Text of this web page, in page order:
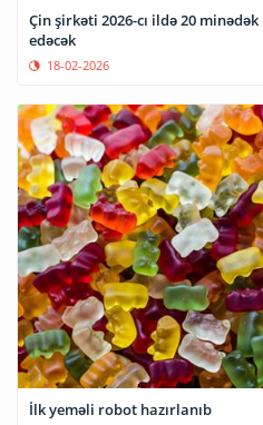
Çin şirkəti 2026-cı ildə 20
edəcək
18-02-2026
İlk yeməli robot hazırlanıb